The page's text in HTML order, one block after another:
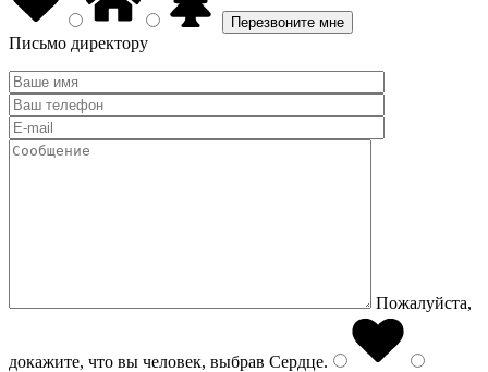
Письмо директору
Пожалуйста,
докажите, что вы человек, выбрав Сердце.